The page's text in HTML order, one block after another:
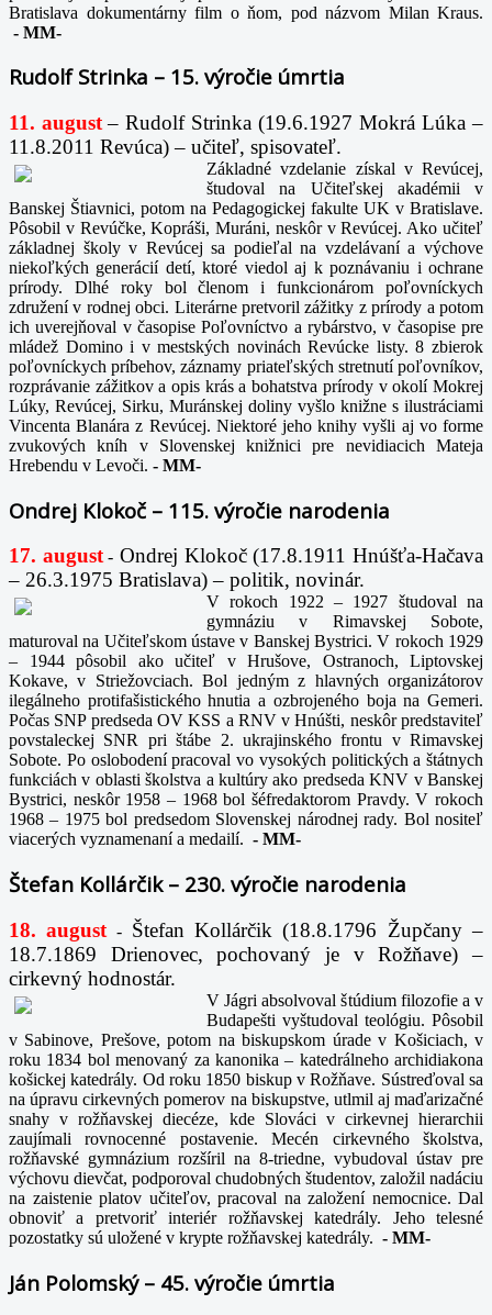
Bratislava dokumentárny film o ňom, pod názvom Milan Kraus.
- MM-
Rudolf Strinka – 15. výročie úmrtia
11. august – Rudolf Strinka (19.6.1927 Mokrá Lúka –
11.8.2011 Revúca) – učiteľ, spisovateľ.
Základné vzdelanie získal v Revúcej,
študoval na Učiteľskej akadémii v
Banskej Štiavnici, potom na Pedagogickej fakulte UK v Bratislave.
Pôsobil v Revúčke, Kopráši, Muráni, neskôr v Revúcej. Ako učiteľ
základnej školy v Revúcej sa podieľal na vzdelávaní a výchove
niekoľkých generácií detí, ktoré viedol aj k poznávaniu i ochrane
prírody. Dlhé roky bol členom i funkcionárom poľovníckych
združení v rodnej obci. Literárne pretvoril zážitky z prírody a potom
ich uverejňoval v časopise Poľovníctvo a rybárstvo, v časopise pre
mládež Domino i v mestských novinách Revúcke listy. 8 zbierok
poľovníckych príbehov, záznamy priateľských stretnutí poľovníkov,
rozprávanie zážitkov a opis krás a bohatstva prírody v okolí Mokrej
Lúky, Revúcej, Sirku, Muránskej doliny vyšlo knižne s ilustráciami
Vincenta Blanára z Revúcej. Niektoré jeho knihy vyšli aj vo forme
zvukových kníh v Slovenskej knižnici pre nevidiacich Mateja
Hrebendu v Levoči. - MM-
Ondrej Klokoč – 115. výročie narodenia
17. august- Ondrej Klokoč (17.8.1911 Hnúšťa-Hačava
– 26.3.1975 Bratislava) – politik, novinár.
V rokoch 1922 – 1927 študoval na
gymnáziu v Rimavskej Sobote,
maturoval na Učiteľskom ústave v Banskej Bystrici. V rokoch 1929
– 1944 pôsobil ako učiteľ v Hrušove, Ostranoch, Liptovskej
Kokave, v Striežovciach. Bol jedným z hlavných organizátorov
ilegálneho protifašistického hnutia a ozbrojeného boja na Gemeri.
Počas SNP predseda OV KSS a RNV v Hnúšti, neskôr predstaviteľ
povstaleckej SNR pri štábe 2. ukrajinského frontu v Rimavskej
Sobote. Po oslobodení pracoval vo vysokých politických a štátnych
funkciách v oblasti školstva a kultúry ako predseda KNV v Banskej
Bystrici, neskôr 1958 – 1968 bol šéfredaktorom Pravdy. V rokoch
1968 – 1975 bol predsedom Slovenskej národnej rady. Bol nositeľ
viacerých vyznamenaní a medailí. - MM-
Štefan Kollárčik – 230. výročie narodenia
18. august -
Štefan Kollárčik (18.8.1796 Župčany –
18.7.1869 Drienovec, pochovaný je v Rožňave) –
cirkevný hodnostár.
V Jágri absolvoval štúdium filozofie a v
Budapešti vyštudoval teológiu. Pôsobil
v Sabinove, Prešove, potom na biskupskom úrade v Košiciach, v
roku 1834 bol menovaný za kanonika – katedrálneho archidiakona
košickej katedrály. Od roku 1850 biskup v Rožňave. Sústreďoval sa
na úpravu cirkevných pomerov na biskupstve, utlmil aj maďarizačné
snahy v rožňavskej diecéze, kde Slováci v cirkevnej hierarchii
zaujímali rovnocenné postavenie. Mecén cirkevného školstva,
rožňavské gymnázium rozšíril na 8-triedne, vybudoval ústav pre
výchovu dievčat, podporoval chudobných študentov, založil nadáciu
na zaistenie platov učiteľov, pracoval na založení nemocnice. Dal
obnoviť a pretvoriť interiér rožňavskej katedrály. Jeho telesné
pozostatky sú uložené v krypte rožňavskej katedrály. - MM-
Ján Polomský – 45. výročie úmrtia